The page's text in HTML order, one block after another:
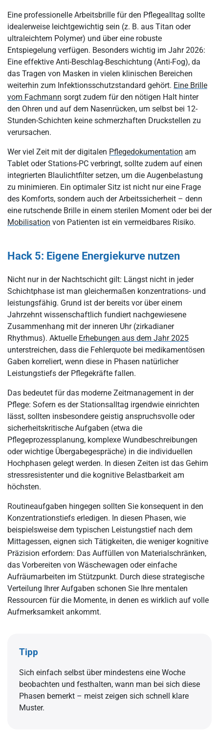
Eine professionelle Arbeitsbrille für den Pflegealltag sollte
idealerweise leichtgewichtig sein (z. B. aus Titan oder
ultraleichtem Polymer) und über eine robuste
Entspiegelung verfügen. Besonders wichtig im Jahr 2026:
Eine effektive Anti-Beschlag-Beschichtung (Anti-Fog), da
das Tragen von Masken in vielen klinischen Bereichen
weiterhin zum Infektionsschutzstandard gehört. Eine Brille
vom Fachmann sorgt zudem für den nötigen Halt hinter
den Ohren und auf dem Nasenrücken, um selbst bei 12-
Stunden-Schichten keine schmerzhaften Druckstellen zu
verursachen.
Wer viel Zeit mit der digitalen Pflegedokumentation am
Tablet oder Stations-PC verbringt, sollte zudem auf einen
integrierten Blaulichtfilter setzen, um die Augenbelastung
zu minimieren. Ein optimaler Sitz ist nicht nur eine Frage
des Komforts, sondern auch der Arbeitssicherheit – denn
eine rutschende Brille in einem sterilen Moment oder bei der
Mobilisation von Patienten ist ein vermeidbares Risiko.
Hack 5: Eigene Energiekurve nutzen
Nicht nur in der Nachtschicht gilt: Längst nicht in jeder
Schichtphase ist man gleichermaßen konzentrations- und
leistungsfähig. Grund ist der bereits vor über einem
Jahrzehnt wissenschaftlich fundiert nachgewiesene
Zusammenhang mit der inneren Uhr (zirkadianer
Rhythmus). Aktuelle Erhebungen aus dem Jahr 2025
unterstreichen, dass die Fehlerquote bei medikamentösen
Gaben korreliert, wenn diese in Phasen natürlicher
Leistungstiefs der Pflegekräfte fallen.
Das bedeutet für das moderne Zeitmanagement in der
Pflege: Sofern es der Stationsalltag irgendwie einrichten
lässt, sollten insbesondere geistig anspruchsvolle oder
sicherheitskritische Aufgaben (etwa die
Pflegeprozessplanung, komplexe Wundbeschreibungen
oder wichtige Übergabegespräche) in die individuellen
Hochphasen gelegt werden. In diesen Zeiten ist das Gehirn
stressresistenter und die kognitive Belastbarkeit am
höchsten.
Routineaufgaben hingegen sollten Sie konsequent in den
Konzentrationstiefs erledigen. In diesen Phasen, wie
beispielsweise dem typischen Leistungstief nach dem
Mittagessen, eignen sich Tätigkeiten, die weniger kognitive
Präzision erfordern: Das Auffüllen von Materialschränken,
das Vorbereiten von Wäschewagen oder einfache
Aufräumarbeiten im Stützpunkt. Durch diese strategische
Verteilung Ihrer Aufgaben schonen Sie Ihre mentalen
Ressourcen für die Momente, in denen es wirklich auf volle
Aufmerksamkeit ankommt.
Tipp
Sich einfach selbst über mindestens eine Woche
beobachten und festhalten, wann man bei sich diese
Phasen bemerkt – meist zeigen sich schnell klare
Muster.